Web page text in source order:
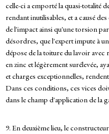
celle-ci a emporté la quasi-totalité
rendant inutilisables, et a causé
de l'impact ainsi qu'une torsion
désordres, que l'expert impute à
dépose de la toiture du lavoir avec
en zinc et légèrement surélevée,
et charges exceptionnelles,
Dans ces conditions, ces vices
dans le champ d'application de la
9. En deuxième lieu, le